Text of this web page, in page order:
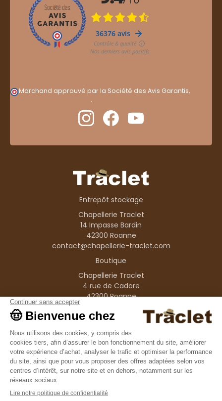
Marchand approuvé par la Société des Avis Garantis,
.
Entrepôt stockage
Chapellerie Traclet
14 Impasse Bardin
42300 Roanne
contact@chapellerie-traclet.com
Boutique
Chapellerie Traclet
4 rue de Cadore
42300 Roanne
Produits
Nos marques